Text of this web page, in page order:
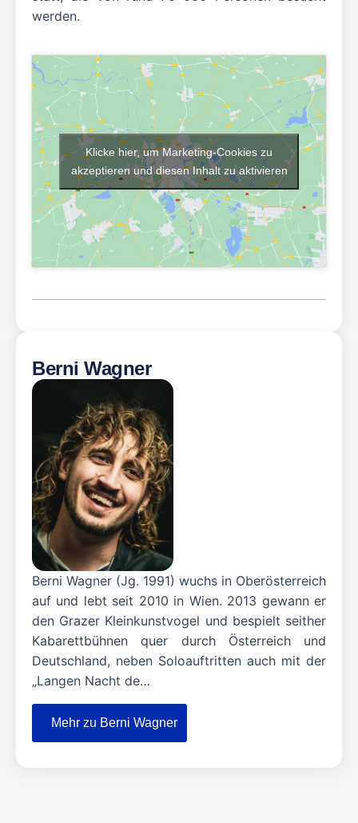
werden.
Klicke hier, um Marketing-Cookies zu
akzeptieren und diesen Inhalt zu aktivieren
Berni Wagner
Berni Wagner (Jg. 1991) wuchs in Oberösterreich
auf und lebt seit 2010 in Wien. 2013 gewann er
den Grazer Kleinkunstvogel und bespielt seither
Kabarettbühnen quer durch Österreich und
Deutschland, neben Soloauftritten auch mit der
„Langen Nacht de…
Mehr zu Berni Wagner